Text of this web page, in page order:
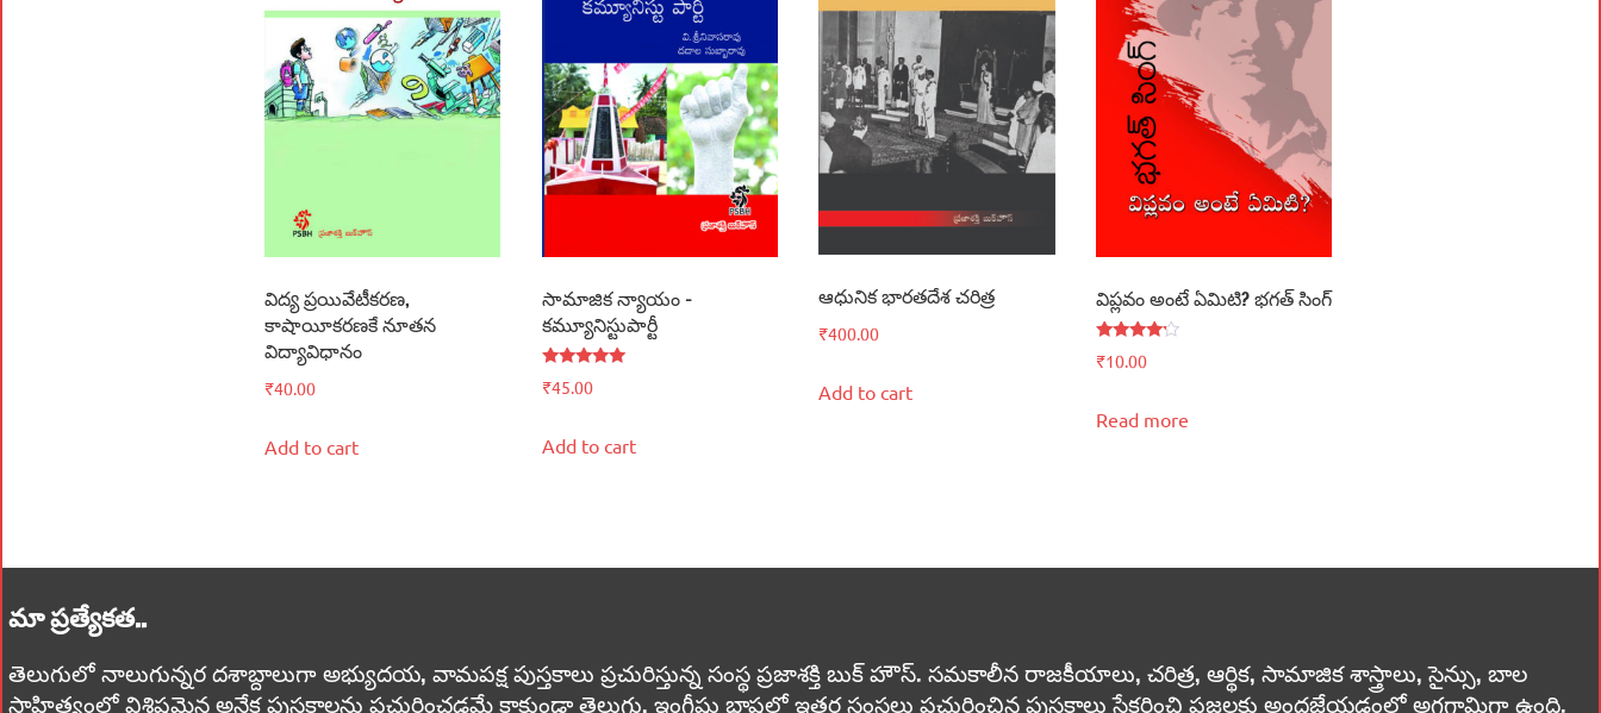
విద్య ప్రయివేటీకరణ,
కాషాయీకరణకే నూతన
విద్యావిధానం
₹40.00
Add to cart
సామాజిక న్యాయం –
కమ్యూనిస్టుపార్టీ
Rated
5.00
₹45.00
Add to cart
ఆధునిక భారతదేశ చరిత్ర
₹400.00
Add to cart
విప్లవం అంటే ఏమిటి? భగత్‌ సింగ్‌
Rated
4.00
₹10.00
Read more
మా ప్రత్యేకత..
తెలుగులో నాలుగున్నర దశాబ్దాలుగా అభ్యుదయ, వామపక్ష పుస్తకాలు ప్రచురిస్తున్న సంస్థ ప్రజాశక్తి బుక్ హౌస్. సమకాలీన రాజకీయాలు, చరిత్ర, ఆర్థిక, సామాజిక శాస్త్రాలు, సైన్సు, బాల
సాహిత్యంలో విశిష్టమైన అనేక పుస్తకాలను ప్రచురించడమే కాకుండా తెలుగు, ఇంగ్లీషు భాషల్లో ఇతర సంస్థలు ప్రచురించిన పుస్తకాలు సేకరించి ప్రజలకు అందజేయడంలో అగ్రగామిగా ఉంది.